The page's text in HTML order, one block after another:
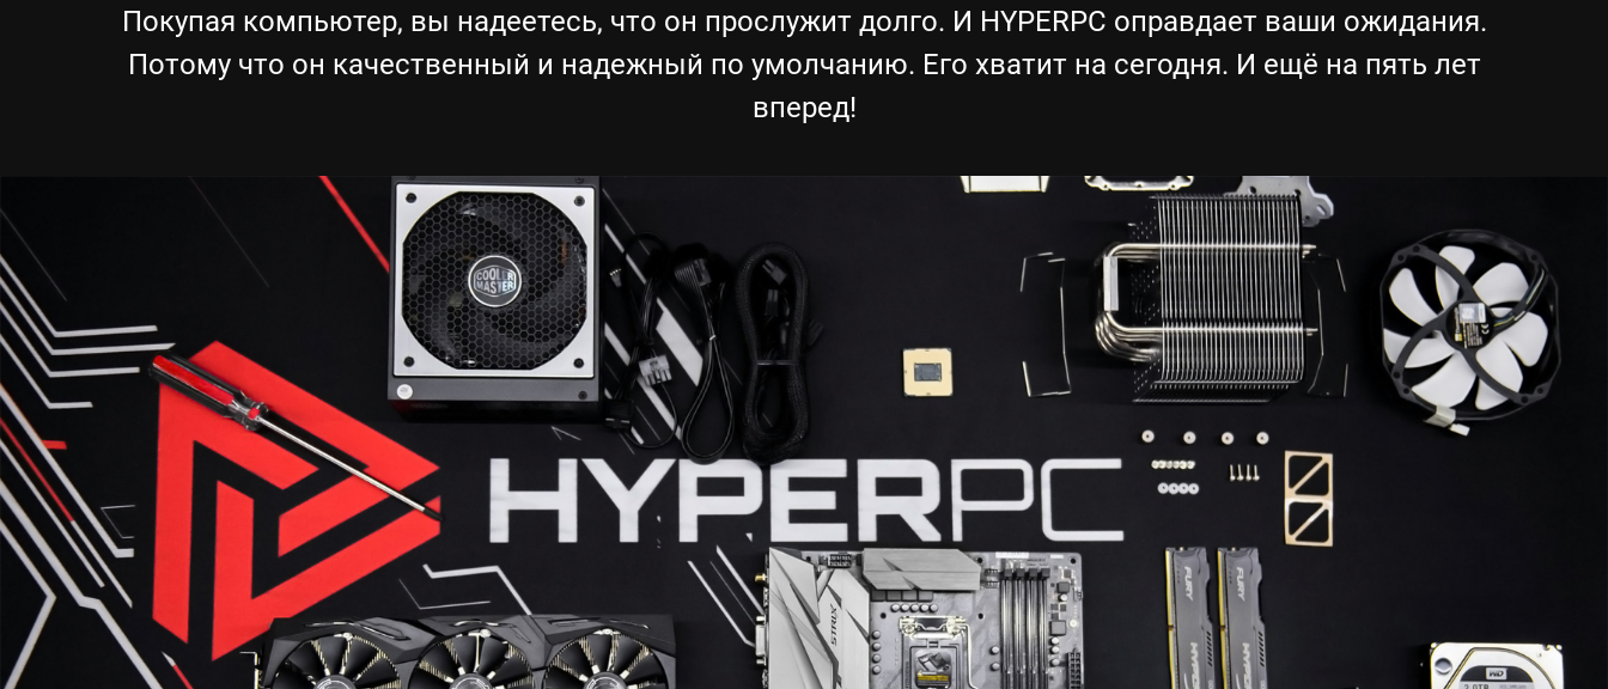
Покупая компьютер, вы надеетесь, что он прослужит долго. И HYPERPC оправдает ваши ожидания.
Потому что он качественный и надежный по умолчанию. Его хватит на сегодня. И ещё на пять лет
вперед!